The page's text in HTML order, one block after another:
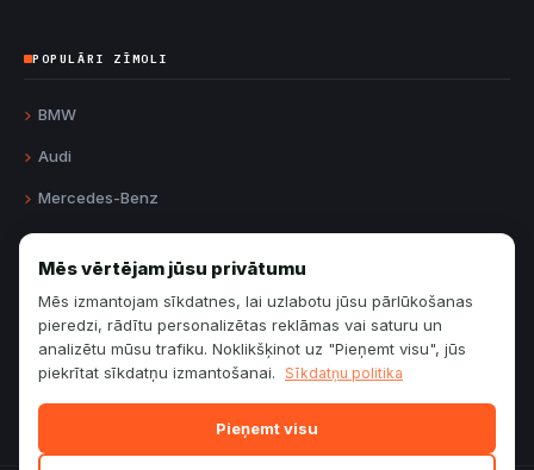
POPULĀRI ZĪMOLI
BMW
Audi
Mercedes-Benz
Volvo
Volkswagen
Toyota
Ford
Opel
Mēs vērtējam jūsu privātumu
Mēs izmantojam sīkdatnes, lai uzlabotu jūsu pārlūkošanas
pieredzi, rādītu personalizētas reklāmas vai saturu un
analizētu mūsu trafiku. Noklikšķinot uz "Pieņemt visu", jūs
piekrītat sīkdatņu izmantošanai. Sīkdatņu politika
Pieņemt visu